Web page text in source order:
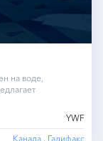
на воде,
YWF
Канада , Галифакс